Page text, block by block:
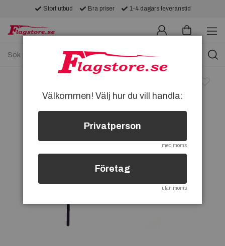
Stort utbud Bra priser 1-4 dagars leveranstid
Välkommen! Välj hur du vill handla:
Privatperson
med moms
Företag
utan moms